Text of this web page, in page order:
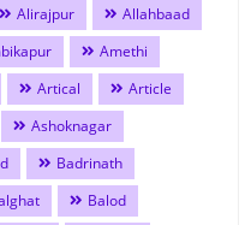
Alirajpur
Allahbaad
Amethi
Artical
Article
Ashoknagar
Badrinath
Balod